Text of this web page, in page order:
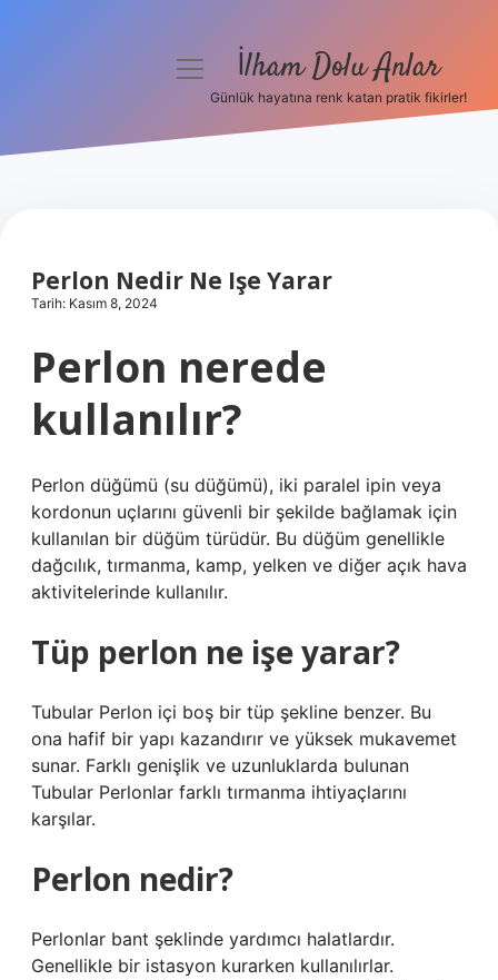
Hakkımızda
menüyü İlham Dolu Anlar
Günlük hayatına renk katan pratik fikirler!
Perlon Nedir Ne Işe Yarar
Tarih: Kasım 8, 2024
Perlon nerede
kullanılır?
Perlon düğümü (su düğümü), iki paralel ipin veya
kordonun uçlarını güvenli bir şekilde bağlamak için
kullanılan bir düğüm türüdür. Bu düğüm genellikle
dağcılık, tırmanma, kamp, ​​yelken ve diğer açık hava
aktivitelerinde kullanılır.
Tüp perlon ne işe yarar?
Tubular Perlon içi boş bir tüp şekline benzer. Bu
ona hafif bir yapı kazandırır ve yüksek mukavemet
sunar. Farklı genişlik ve uzunluklarda bulunan
Tubular Perlonlar farklı tırmanma ihtiyaçlarını
karşılar.
Perlon nedir?
Perlonlar bant şeklinde yardımcı halatlardır.
Genellikle bir istasyon kurarken kullanılırlar.